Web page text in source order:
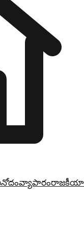
వ్యాపారం